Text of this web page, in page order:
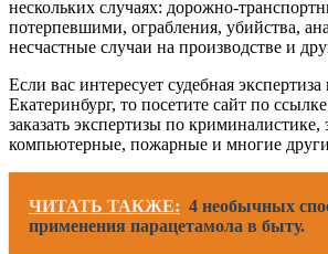
нескольких случаях: дорожно-
потерпевшими, ограбления, убийства,
несчастные случаи на производстве и
Если вас интересует судебная экспертиза
Екатеринбург, то посетите сайт по
заказать экспертизы по криминалистике,
компьютерные, пожарные и многие
ЧИТАТЬ ТАКЖЕ: 4 необычных
применения парацетамола в быту.